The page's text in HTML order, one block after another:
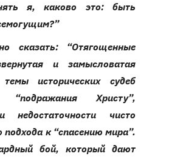
я, каково это: быть
сказать: “Отягощенные
и замысловатая
исторических судеб
“подражания Христу”,
недостаточности чисто
подхода к “спасению мира”.
бой, который дают